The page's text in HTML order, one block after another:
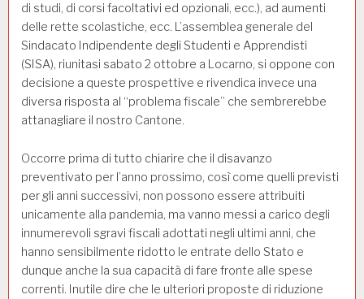
di studi, di corsi facoltativi ed opzionali, ecc.), ad aumenti
delle rette scolastiche, ecc. L’assemblea generale del
Sindacato Indipendente degli Studenti e Apprendisti
(SISA), riunitasi sabato 2 ottobre a Locarno, si oppone con
decisione a queste prospettive e rivendica invece una
diversa risposta al “problema fiscale” che sembrerebbe
attanagliare il nostro Cantone.
Occorre prima di tutto chiarire che il disavanzo
preventivato per l’anno prossimo, così come quelli previsti
per gli anni successivi, non possono essere attribuiti
unicamente alla pandemia, ma vanno messi a carico degli
innumerevoli sgravi fiscali adottati negli ultimi anni, che
hanno sensibilmente ridotto le entrate dello Stato e
dunque anche la sua capacità di fare fronte alle spese
correnti. Inutile dire che le ulteriori proposte di riduzione